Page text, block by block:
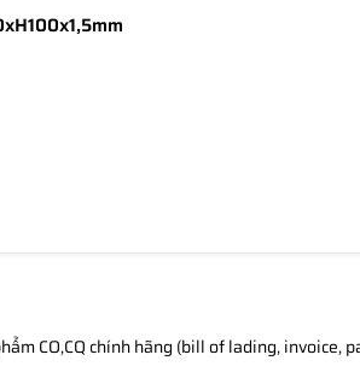
CO,CQ chính hãng (bill of lading, invoice,